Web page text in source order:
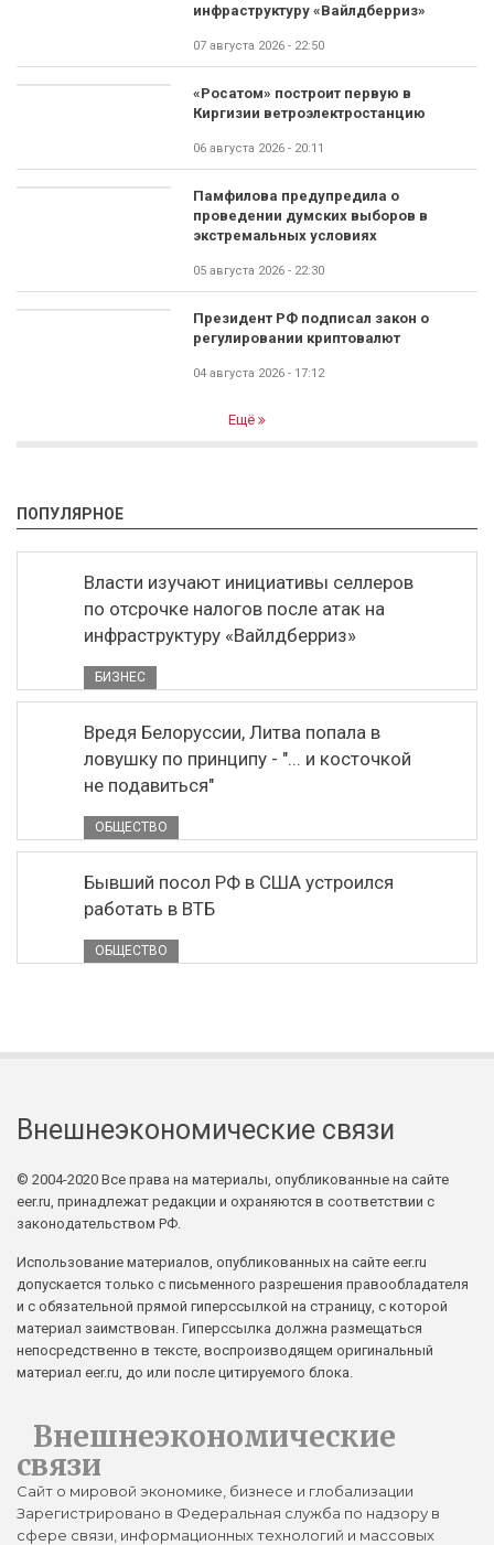
инфраструктуру «Вайлдберриз»
07 августа 2026 - 22:50
«Росатом» построит первую в
Киргизии ветроэлектростанцию
06 августа 2026 - 20:11
Памфилова предупредила о
проведении думских выборов в
экстремальных условиях
05 августа 2026 - 22:30
Президент РФ подписал закон о
регулировании криптовалют
04 августа 2026 - 17:12
Ещё
ПОПУЛЯРНОЕ
Власти изучают инициативы селлеров
по отсрочке налогов после атак на
инфраструктуру «Вайлдберриз»
БИЗНЕС
Вредя Белоруссии, Литва попала в
ловушку по принципу - "... и косточкой
не подавиться"
ОБЩЕСТВО
Бывший посол РФ в США устроился
работать в ВТБ
ОБЩЕСТВО
Внешнеэкономические связи
© 2004-2020 Все права на материалы, опубликованные на сайте
eer.ru, принадлежат редакции и охраняются в соответствии с
законодательством РФ.
Использование материалов, опубликованных на сайте eer.ru
допускается только с письменного разрешения правообладателя
и с обязательной прямой гиперссылкой на страницу, с которой
материал заимствован. Гиперссылка должна размещаться
непосредственно в тексте, воспроизводящем оригинальный
материал eer.ru, до или после цитируемого блока.
Внешнеэкономические
связи
Сайт о мировой экономике, бизнесе и глобализации
Зарегистрировано в Федеральная служба по надзору в
сфере связи, информационных технологий и массовых